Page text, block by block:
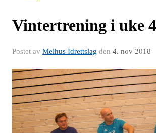
Vintertrening i uke
Postet av Melhus Idrettslag den 4. nov 2018